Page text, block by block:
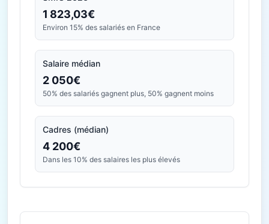
1 823,03€
Environ 15% des salariés en France
Salaire médian
2 050€
50% des salariés gagnent plus, 50% gagnent moins
Cadres (médian)
4 200€
Dans les 10% des salaires les plus élevés